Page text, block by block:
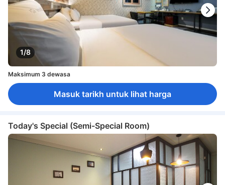
1/8
Maksimum 3 dewasa
Masuk tarikh untuk lihat harga
Today's Special (Semi-Special Room)